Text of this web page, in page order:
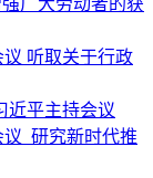
广大劳动者的获
听取关于行政
近平主持会议
议 研究新时代推